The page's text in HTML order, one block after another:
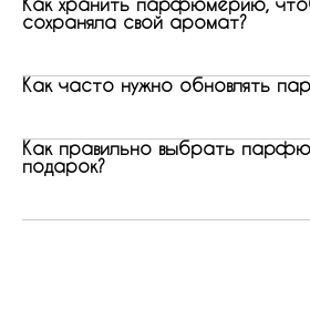
сохраняла свой аромат?
Как часто нужно обновлять
Как правильно выбрать
подарок?